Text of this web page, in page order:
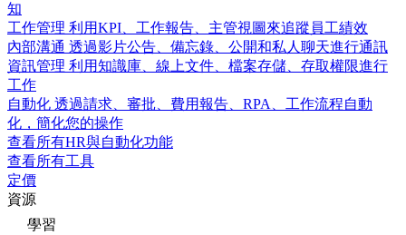
知
工作管理 利用KPI、工作報告、主管視圖來追蹤員工績效
內部溝通 透過影片公告、備忘錄、公開和私人聊天進行通訊
資訊管理 利用知識庫、線上文件、檔案存儲、存取權限進行
工作
自動化 透過請求、審批、費用報告、RPA、工作流程自動
化，簡化您的操作
查看所有HR與自動化功能
查看所有工具
定價
資源
學習